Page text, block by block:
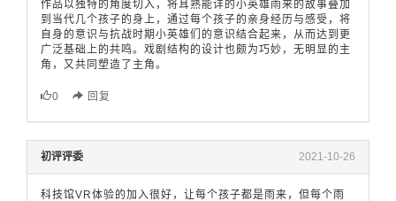
作品以独特的角度切入，将耳熟能详的小英雄雨来的故事叠加
到当代几个孩子的身上，通过每个孩子的亲身经历与感受，将
自身的意识与抗战时期小英雄们的意识结合起来，从而达到更
广泛基础上的共鸣。戏剧结构的设计也颇为巧妙，无明显的主
角，又共同塑造了主角。
0 回复
初评评委 2021-10-26
科技馆VR体验的加入很好，让每个孩子都是雨来，但每个雨